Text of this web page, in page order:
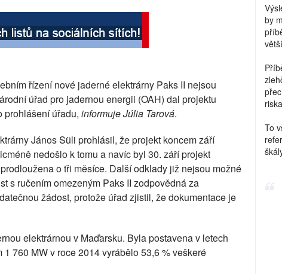
řízení nové jaderné elektrárny Paks II nejsou
úřad pro jadernou energii (OAH) dal projektu
prohlášení úřadu, informuje Júlia Tarová.
János Süli prohlásil, že projekt koncem září
nedošlo k tomu a navíc byl 30. září projekt
o tři měsíce. Další odklady již nejsou možné
s ručením omezeným Paks II zodpovědná za
žádost, protože úřad zjistil, že dokumentace je
elektrárnou v Maďarsku. Byla postavena v letech
760 MW v roce 2014 vyrábělo 53,6 % veškeré
by
To